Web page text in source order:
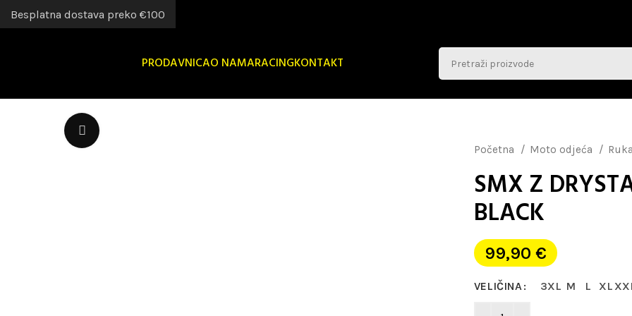
PRODAVNICAO NAMARACINGKONTAKT
Početna Moto odjeća
SMX Z
BLACK
99,90 €
VELIČINA 3XL M L XL
Besplatna dostava preko €100